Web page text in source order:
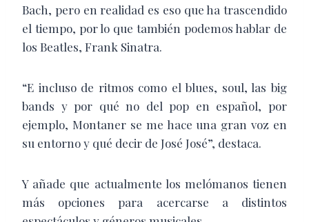
Bach, pero en realidad es eso que ha trascendido
el tiempo, por lo que también podemos hablar de
los Beatles, Frank Sinatra.
“E incluso de ritmos como el blues, soul, las big
bands y por qué no del pop en español, por
ejemplo, Montaner se me hace una gran voz en
su entorno y qué decir de José José”, destaca.
Y añade que actualmente los melómanos tienen
más opciones para acercarse a distintos